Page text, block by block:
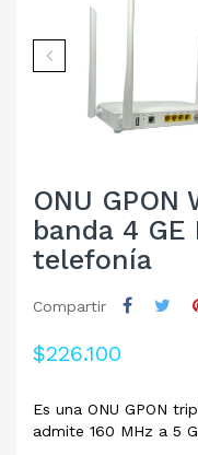
ONU
banda 4 GE
telefonía
Compartir
$226.100
Es una ONU GPON
admite 160 MHz a 5